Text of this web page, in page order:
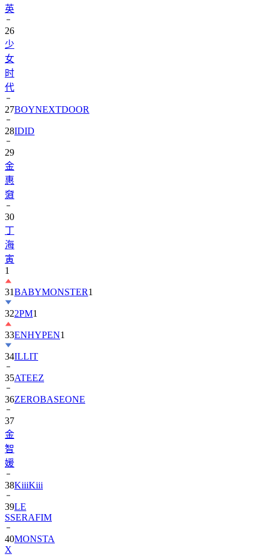
英
26
少
女
时
代
27BOYNEXTDOOR
28IDID
29
金
惠
奫
30
丁
海
寅
1
31BABYMONSTER1
322PM1
33ENHYPEN1
34ILLIT
35ATEEZ
36ZEROBASEONE
37
金
智
媛
38KiiiKiii
39LE
SSERAFIM
40MONSTA
X